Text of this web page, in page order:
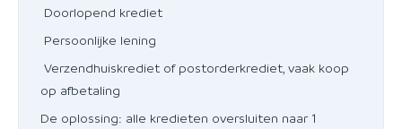
Doorlopend krediet
Persoonlijke lening
Verzendhuiskrediet of postorderkrediet, vaak koop
op afbetaling
De oplossing: alle kredieten oversluiten naar 1